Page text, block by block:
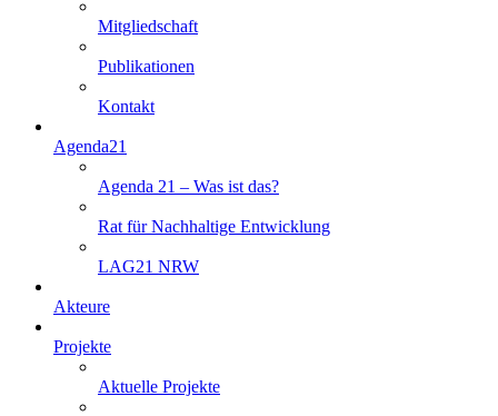
Mitgliedschaft
Publikationen
Kontakt
Agenda21
Agenda 21 – Was ist das?
Rat für Nachhaltige Entwicklung
LAG21 NRW
Akteure
Projekte
Aktuelle Projekte